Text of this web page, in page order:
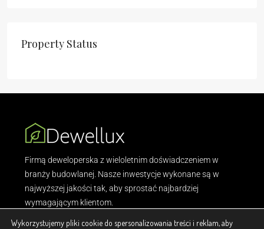
Property Status
Firmą deweloperska z wieloletnim doświadczeniem w
branży budowlanej. Nasze inwestycje wykonane są w
najwyższej jakości tak, aby sprostać najbardziej
wymagającym klientom.
Wykorzystujemy pliki cookie do spersonalizowania treści i reklam, aby